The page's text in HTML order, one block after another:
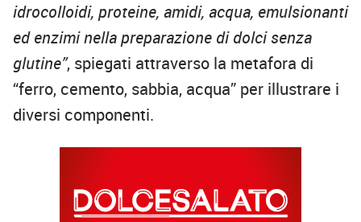
idrocolloidi, proteine, amidi, acqua, emulsionanti
ed enzimi nella preparazione di dolci senza
glutine”, spiegati attraverso la metafora di
“ferro, cemento, sabbia, acqua” per illustrare i
diversi componenti.